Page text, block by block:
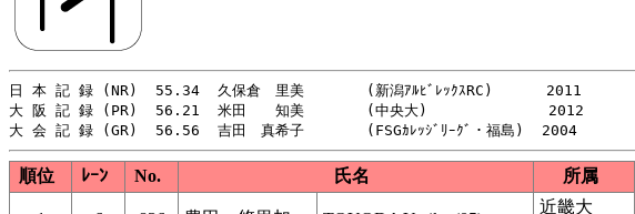
日 本 記 録 (NR)  55.34  久保倉　里美       (新潟ｱﾙﾋﾞﾚｯｸｽRC)      2011
大 阪 記 録 (PR)  56.21  米田　　知美       (中央大)　            2012
順位 ﾚｰﾝ No. 氏名 所属
近畿大